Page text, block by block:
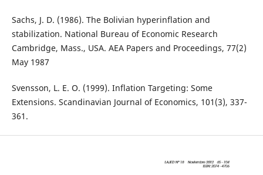
Sachs, J. D. (1986). The Bolivian hyperinflation and
stabilization. National Bureau of Economic Research
Cambridge, Mass., USA. AEA Papers and Proceedings, 77(2)
May 1987
Svensson, L. E. O. (1999). Inflation Targeting: Some
Extensions. Scandinavian Journal of Economics, 101(3), 337-
361.